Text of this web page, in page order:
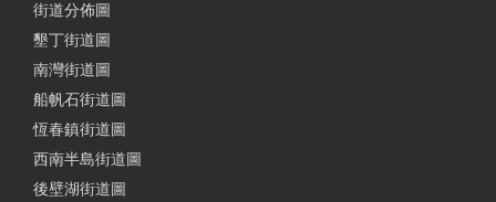
街道分佈圖
墾丁街道圖
南灣街道圖
船帆石街道圖
恆春鎮街道圖
西南半島街道圖
後壁湖街道圖